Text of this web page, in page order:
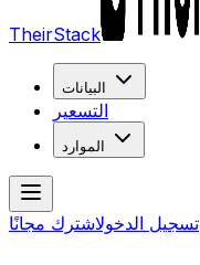
TheirStack
البيانات
التسعير
الموارد
تسجيل الدخولاشترك مجانًا